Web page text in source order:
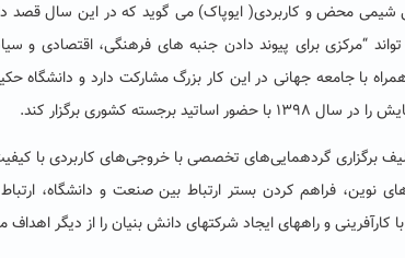
شیمی محض و کاربردی( ایوپاک) می گوید که در این سال قصد
“مرکزی برای پیوند دادن جنبه های فرهنگی، اقتصادی
با جامعه جهانی در این کار بزرگ مشارکت دارد و دانشگاه
برجسته کشوری برگزار کند.
برگزاری گردهمایی‌های تخصصی با خروجی‌های کاربردی با
های نوین، فراهم کردن بستر ارتباط بین صنعت و دانشگاه،
کارآفرینی و راههای ایجاد شرکتهای دانش بنیان را از دیگر